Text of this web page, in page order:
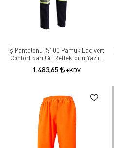
İş Pantolonu %100 Pamuk Lacivert
Confort Sarı Gri Reflektörlü Yazlık
İşçi Pantolonu
1.483,65 +KDV